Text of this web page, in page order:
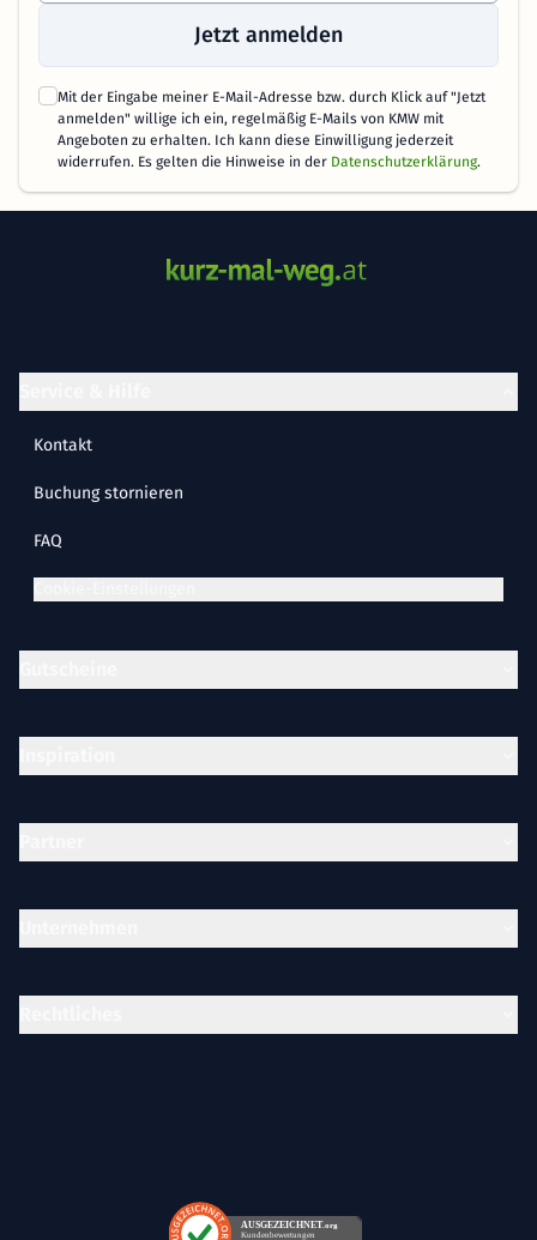
Jetzt anmelden
Mit der Eingabe meiner E-Mail-Adresse bzw. durch Klick auf "Jetzt
anmelden" willige ich ein, regelmäßig E-Mails von KMW mit
Angeboten zu erhalten. Ich kann diese Einwilligung jederzeit
widerrufen. Es gelten die Hinweise in der Datenschutzerklärung.
AUSGEZEICHNET .org
Kundenbewertungen
Kontakt
Buchung stornieren
FAQ